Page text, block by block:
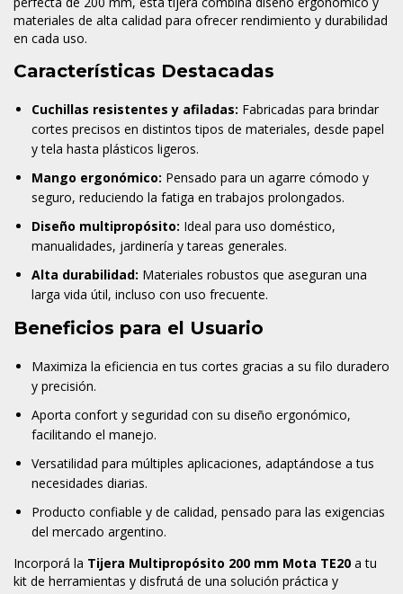
materiales de alta calidad para ofrecer rendimiento y durabilidad
en cada uso.
Características Destacadas
Cuchillas resistentes y afiladas: Fabricadas para brindar
cortes precisos en distintos tipos de materiales, desde papel
y tela hasta plásticos ligeros.
Mango ergonómico: Pensado para un agarre cómodo y
seguro, reduciendo la fatiga en trabajos prolongados.
Diseño multipropósito: Ideal para uso doméstico,
manualidades, jardinería y tareas generales.
Alta durabilidad: Materiales robustos que aseguran una
larga vida útil, incluso con uso frecuente.
Beneficios para el Usuario
Maximiza la eficiencia en tus cortes gracias a su filo duradero
y precisión.
Aporta confort y seguridad con su diseño ergonómico,
facilitando el manejo.
Versatilidad para múltiples aplicaciones, adaptándose a tus
necesidades diarias.
Producto confiable y de calidad, pensado para las exigencias
del mercado argentino.
Incorporá la Tijera Multipropósito 200 mm Mota TE20 a tu
kit de herramientas y disfrutá de una solución práctica y